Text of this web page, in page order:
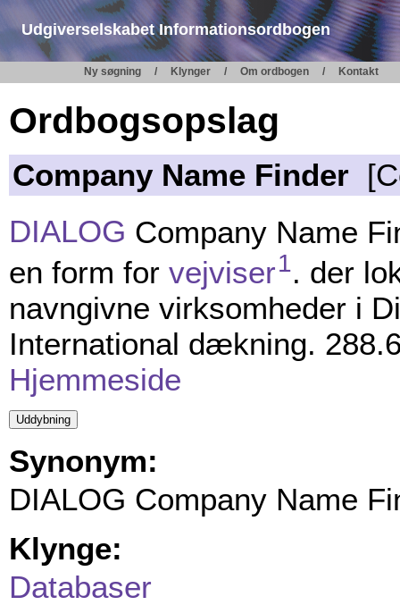
Udgiverselskabet Informationsordbogen
Ny søgning Klynger Om ordbogen Kontakt
Ordbogsopslag
Company Name Finder
DIALOG Company Name
en form for vejviser1. der
navngivne virksomheder i
International dækning.
Hjemmeside
Synonym:
DIALOG Company Name
Klynge:
Databaser